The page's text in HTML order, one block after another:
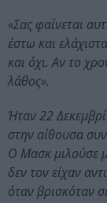
«Σας φαίνεται
έστω και
και όχι. Αν το
λάθος».
Ήταν 22
στην αίθουσα
Ο Μασκ μιλούσε
δεν τον είχαν
όταν βρισκόταν